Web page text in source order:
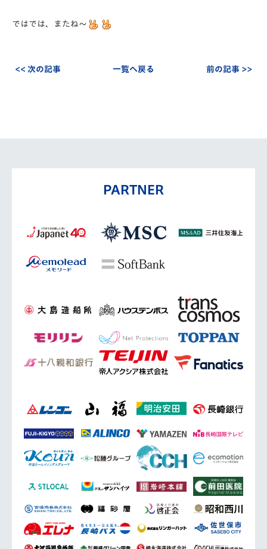
ではでは、またね～
<< 次の記事 一覧へ戻る 前の記事 >>
PARTNER